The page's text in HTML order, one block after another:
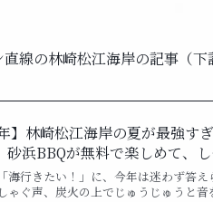
線の林崎松江海岸の記事（下
年】林崎松江海岸の夏が最強
砂浜BBQが無料で楽しめて、
海行きたい！」に、今年は迷わず答
ゃぐ声、炭火の上でじゅうじゅうと